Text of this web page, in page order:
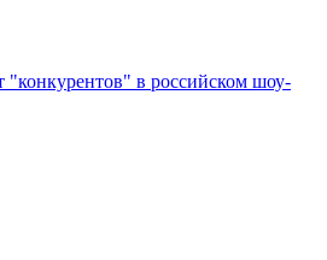
"конкурентов" в российском шоу-